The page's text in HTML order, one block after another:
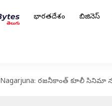
భారతదేశం బిజినెస్
Nagarjuna: రజనీకాంత్ కూలీ సినిమా